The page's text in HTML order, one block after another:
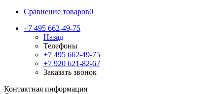
Сравнение товаров0
+7 495 662-49-75
Назад
Телефоны
+7 495 662-49-75
+7 920 621-82-67
Заказать звонок
Контактная информация